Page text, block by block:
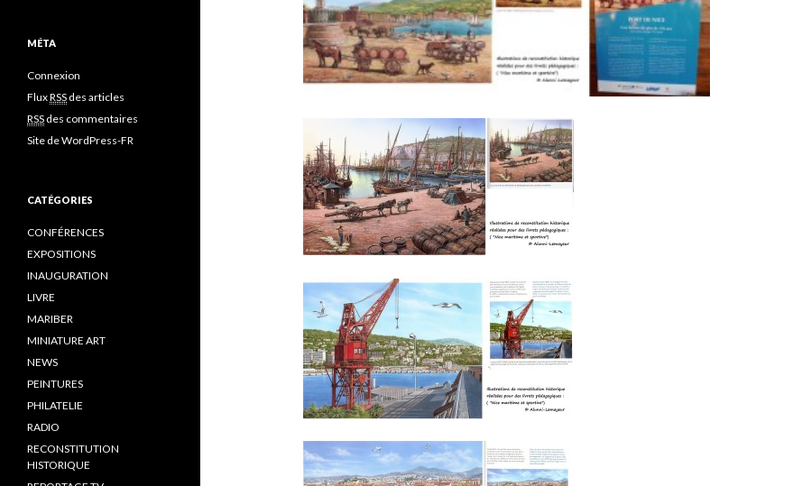
MÉTA
Connexion
FluxRSS des articles
RSS des commentaires
Site de WordPress-FR
CATÉGORIES
CONFÉRENCES
EXPOSITIONS
INAUGURATION
LIVRE
MARIBER
MINIATURE ART
NEWS
PEINTURES
PHILATELIE
RADIO
RECONSTITUTION
HISTORIQUE